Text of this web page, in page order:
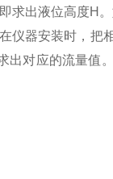
求出液位高度H。
器安装时，把
对应的流量值